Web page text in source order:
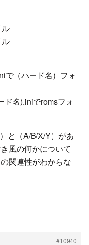
ル
ル
で（ハード名）フォ
ド名).iniでromsフォ
と（A/B/X/Y）があ
風の何かについて
関連性がわからな
#10940